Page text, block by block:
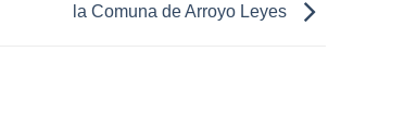
la Comuna de Arroyo Leyes